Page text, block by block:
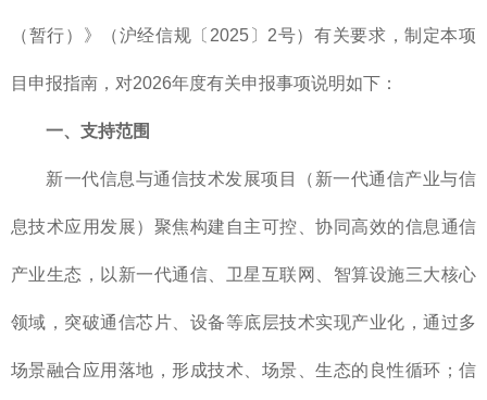
（暂行）》（沪经信规〔2025〕2号）有关要求，制定本项
目申报指南，对2026年度有关申报事项说明如下：
一、支持范围
新一代信息与通信技术发展项目（新一代通信产业与信
息技术应用发展）聚焦构建自主可控、协同高效的信息通信
产业生态，以新一代通信、卫星互联网、智算设施三大核心
领域，突破通信芯片、设备等底层技术实现产业化，通过多
场景融合应用落地，形成技术、场景、生态的良性循环；信